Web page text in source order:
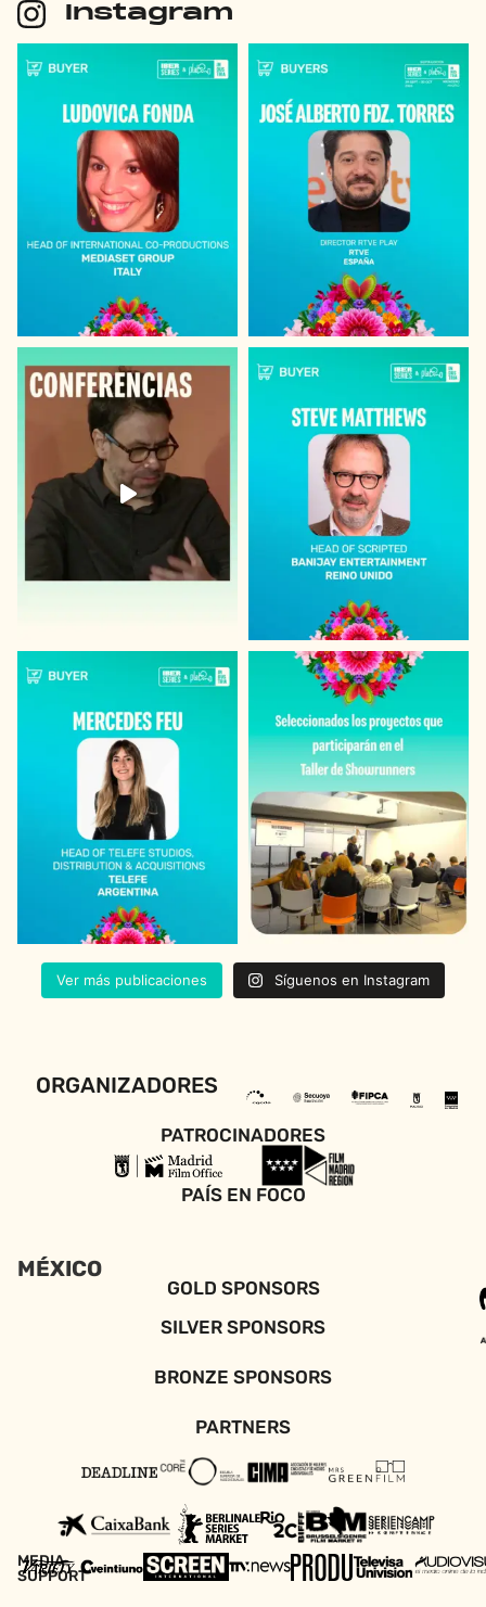
Instagram
Ver más publicaciones Síguenos en Instagram
ORGANIZADORES
PATROCINADORES
PAÍS EN FOCO
MÉXICO
GOLD SPONSORS
SILVER SPONSORS
BRONZE SPONSORS
PARTNERS
MEDIA
SUPPORT